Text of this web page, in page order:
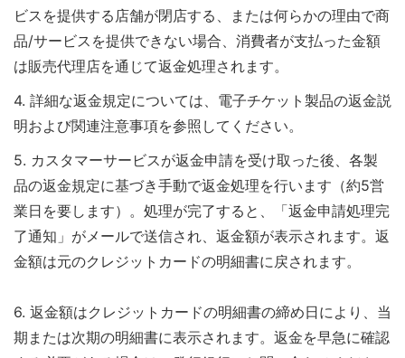
ビスを提供する店舗が閉店する、または何らかの理由で商
品/サービスを提供できない場合、消費者が支払った金額
は販売代理店を通じて返金処理されます。
4. 詳細な返金規定については、電子チケット製品の返金説
明および関連注意事項を参照してください。
5. カスタマーサービスが返金申請を受け取った後、各製
品の返金規定に基づき手動で返金処理を行います（約5営
業日を要します）。処理が完了すると、「返金申請処理完
了通知」がメールで送信され、返金額が表示されます。返
金額は元のクレジットカードの明細書に戻されます。
6. 返金額はクレジットカードの明細書の締め日により、当
期または次期の明細書に表示されます。返金を早急に確認